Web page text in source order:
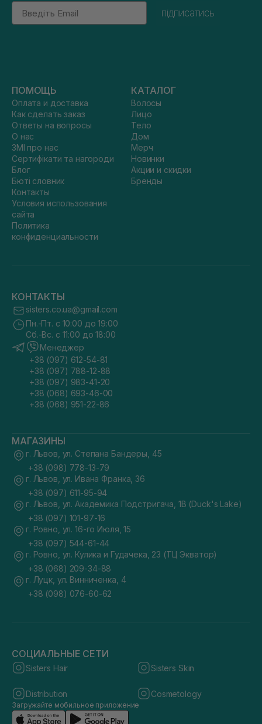
Email
підписатись
ПОМОЩЬ
Оплата и доставка
Как сделать заказ
Ответы на вопросы
О нас
ЗМІ про нас
Сертифікати та нагороди
Блог
Бюті словник
Контакты
Условия использования
сайта
Политика
конфиденциальности
КАТАЛОГ
Волосы
Лицо
Тело
Дом
Мерч
Новинки
Акции и скидки
Бренды
КОНТАКТЫ
sisters.co.ua@gmail.com
Пн.-Пт. с 10:00 до 19:00
Сб.-Вс. с 11:00 до 18:00
Менеджер
+38 (097) 612-54-81
+38 (097) 788-12-88
+38 (097) 983-41-20
+38 (068) 693-46-00
+38 (068) 951-22-86
МАГАЗИНЫ
г. Львов, ул. Степана Бандеры, 45
+38 (098) 778-13-79
г. Львов, ул. Ивана Франка, 36
+38 (097) 611-95-94
г. Львов, ул. Академика Подстригача, 1В (Duck's Lake)
+38 (097) 101-97-16
г. Ровно, ул. 16-го Июля, 15
+38 (097) 544-61-44
г. Ровно, ул. Кулика и Гудачека, 23 (ТЦ Экватор)
+38 (068) 209-34-88
г. Луцк, ул. Винниченка, 4
+38 (098) 076-60-62
СОЦИАЛЬНЫЕ СЕТИ
Sisters Hair Sisters Skin
Distribution Cosmetology
Загружайте мобильное приложение